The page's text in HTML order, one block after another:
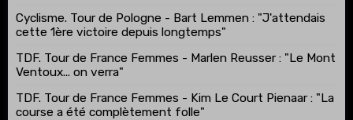
Cyclisme. Tour de Pologne - Bart Lemmen : "J'attendais
cette 1ère victoire depuis longtemps"
TDF. Tour de France Femmes - Marlen Reusser : "Le Mont
Ventoux... on verra"
TDF. Tour de France Femmes - Kim Le Court Pienaar : "La
course a été complètement folle"